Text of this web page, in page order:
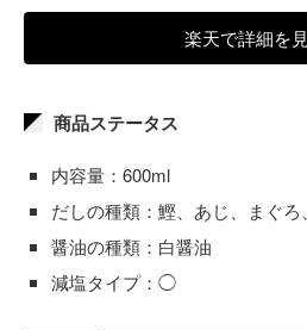
楽天で詳細を
商品ステータス
内容量：600ml
だしの種類：鰹、あじ、まぐ
醤油の種類：白醤油
減塩タイプ：◯